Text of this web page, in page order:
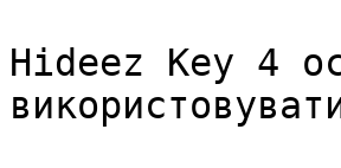
Hideez Key 4